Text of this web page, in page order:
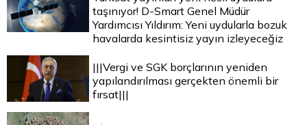
taşınıyor! D-Smart Genel Müdür
Yardımcısı Yıldırım: Yeni uydularla bozuk
havalarda kesintisiz yayın izleyeceğiz
|||Vergi ve SGK borçlarının yeniden
yapılandırılması gerçekten önemli bir
fırsat|||